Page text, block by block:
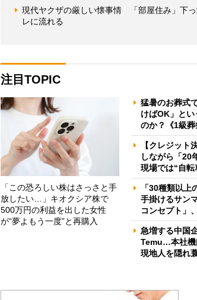
現代ヤクザの厳しい懐事情 「部屋住み」下
レに流れる
注目TOPIC
「この恐ろしい株はさっさと手
放したい…」キオクシア株で
500万円の利益を出した女性
が“夢よもう一度”と再購入
猛暑のお葬式
けばOK」と
のか？《1級葬
【クレジット
しながら「20
現場では“自
「30種類以
手掛けるサン
コンセプト」
急増する中国
Temu…本社機
現地人を隠れ